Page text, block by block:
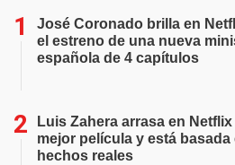
José Coronado brilla en
el estreno de una nueva
española de 4 capítulos
Luis Zahera arrasa en
mejor película y está basada
hechos reales